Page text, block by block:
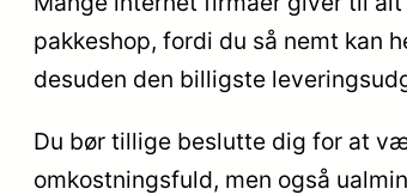
pakkeshop, fordi du så nemt kan
desuden den billigste
Du bør tillige beslutte dig for at
omkostningsfuld, men også